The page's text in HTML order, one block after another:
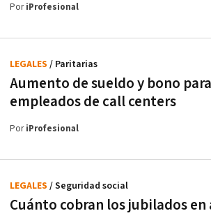
PoriProfesional
Aumento de sueldo y bono
empleados de call centers
LEGALES / Paritarias
PoriProfesional
Cuánto cobran los jubilados
LEGALES / Seguridad social